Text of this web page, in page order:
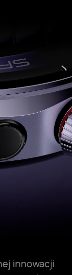
innowacji